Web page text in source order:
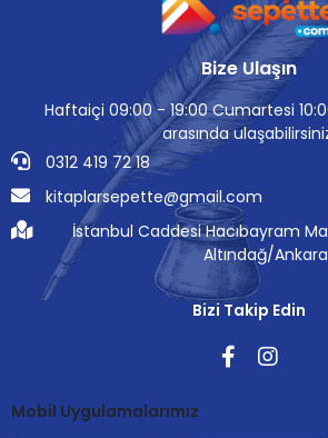
Bize Ulaşın
Haftaiçi 09:00 - 19:00 Cumartesi
arasında
0312 419 72 18
kitaplarsepette@gmail.com
İstanbul Caddesi Hacıbayram
Altındağ/Ankara
Bizi Takip Edin
Mobil Uygulamalarımız